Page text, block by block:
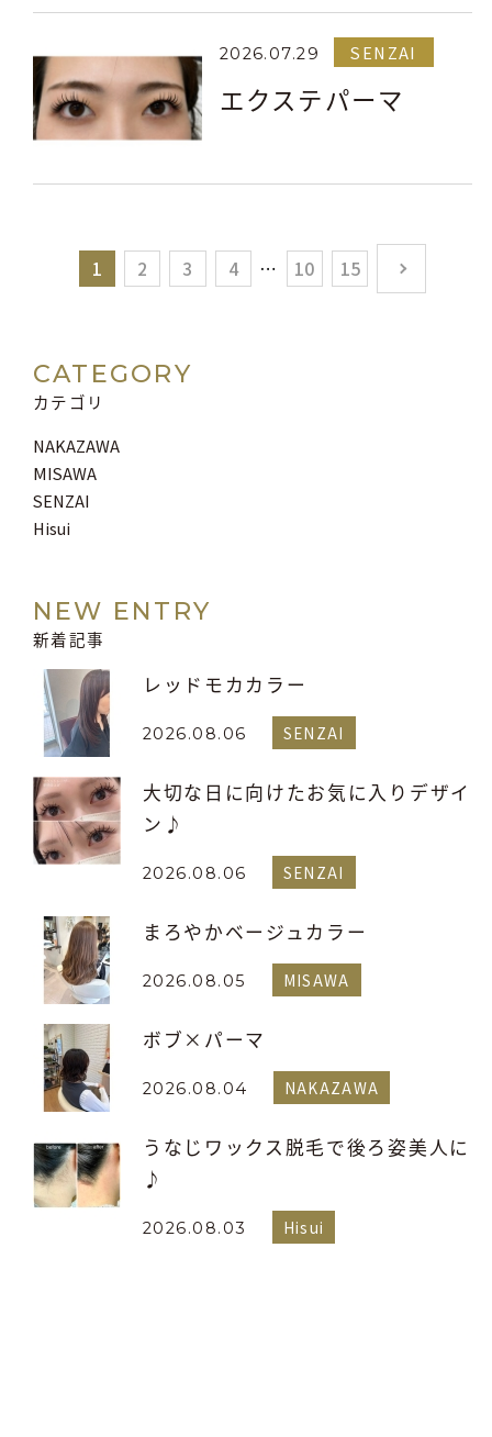
2026.07.29 SENZAI
エクステパーマ
1 2 3 4 10 15
CATEGORY
カテゴリ
NAKAZAWA
MISAWA
SENZAI
Hisui
NEW ENTRY
新着記事
レッドモカカラー
2026.08.06 SENZAI
大切な日に向けたお気に入りデザイ
ン♪
2026.08.06 SENZAI
まろやかベージュカラー
2026.08.05 MISAWA
ボブ×パーマ
2026.08.04 NAKAZAWA
うなじワックス脱毛で後ろ姿美人に
♪
2026.08.03 Hisui